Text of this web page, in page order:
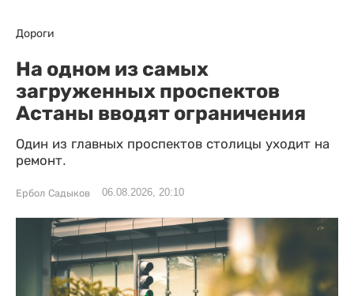
Дороги
На одном из самых
загруженных проспектов
Астаны вводят ограничения
Один из главных проспектов столицы уходит на
ремонт.
Ербол Садыков 06.08.2026, 20:10